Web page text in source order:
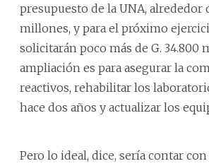
presupuesto de la UNA, alrededor
millones, y para el próximo
solicitarán poco más de G. 34.800
ampliación es para asegurar la
reactivos, rehabilitar los
hace dos años y actualizar los
Pero lo ideal, dice, sería contar